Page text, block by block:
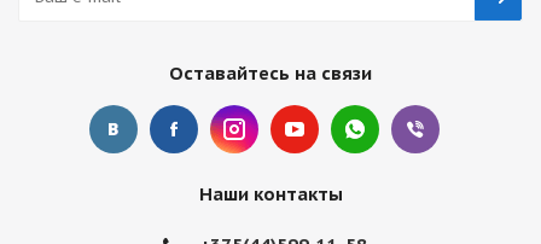
Оставайтесь на связи
Наши контакты